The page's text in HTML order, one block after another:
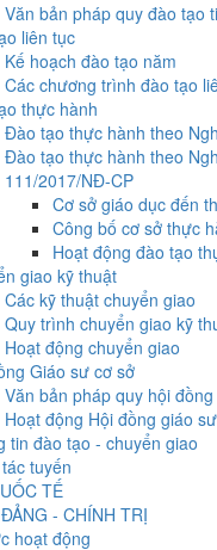
Văn bản pháp quy đào tạo
liên tục
Kế hoạch đào tạo năm
Các chương trình đào tạo
thực hành
Đào tạo thực hành theo
Đào tạo thực hành theo
111/2017/NĐ-CP
Cơ sở giáo dục đến
Công bố cơ sở thực
Hoạt động đào tạo
giao kỹ thuật
Các kỹ thuật chuyển giao
Quy trình chuyển giao kỹ
Hoạt động chuyển giao
Giáo sư cơ sở
Văn bản pháp quy hội
Hoạt động Hội đồng giáo
tin đào tạo - chuyển giao
tuyến
TẾ
- CHÍNH TRỊ
hoạt động